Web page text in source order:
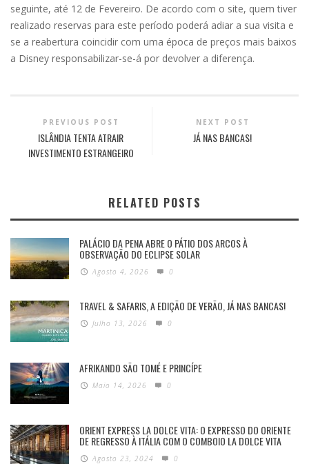
seguinte, até 12 de Fevereiro. De acordo com o site, quem tiver
realizado reservas para este período poderá adiar a sua visita e
se a reabertura coincidir com uma época de preços mais baixos
a Disney responsabilizar-se-á por devolver a diferença.
PREVIOUS POST
ISLÂNDIA TENTA ATRAIR
INVESTIMENTO ESTRANGEIRO
NEXT POST
JÁ NAS BANCAS!
RELATED POSTS
PALÁCIO DA PENA ABRE O PÁTIO DOS ARCOS À
OBSERVAÇÃO DO ECLIPSE SOLAR
Agosto 4, 2026 0
TRAVEL & SAFARIS, A EDIÇÃO DE VERÃO, JÁ NAS BANCAS!
Julho 13, 2026 0
AFRIKANDO SÃO TOMÉ E PRINCÍPE
Maio 14, 2026 0
ORIENT EXPRESS LA DOLCE VITA: O EXPRESSO DO ORIENTE
DE REGRESSO À ITÁLIA COM O COMBOIO LA DOLCE VITA
Agosto 23, 2024 0